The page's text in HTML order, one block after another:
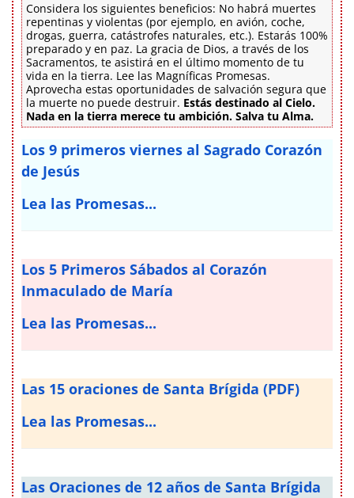
Considera los siguientes beneficios: No habrá muertes
repentinas y violentas (por ejemplo, en avión, coche,
drogas, guerra, catástrofes naturales, etc.). Estarás 100%
preparado y en paz. La gracia de Dios, a través de los
Sacramentos, te asistirá en el último momento de tu
vida en la tierra. Lee las Magníficas Promesas.
Aprovecha estas oportunidades de salvación segura que
la muerte no puede destruir. Estás destinado al Cielo.
Nada en la tierra merece tu ambición. Salva tu Alma.
Los 9 primeros viernes al Sagrado Corazón
de Jesús
Lea las Promesas...
Los 5 Primeros Sábados al Corazón
Inmaculado de María
Lea las Promesas...
Las 15 oraciones de Santa Brígida (PDF)
Lea las Promesas...
Las Oraciones de 12 años de Santa Brígida